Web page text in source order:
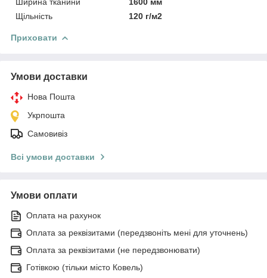
Щільність
120 г/м2
Приховати
Умови доставки
Нова Пошта
Укрпошта
Самовивіз
Всі умови доставки
Умови оплати
Оплата на рахунок
Оплата за реквізитами (передзвоніть мені для уточнень)
Оплата за реквізитами (не передзвонювати)
Готівкою (тільки місто Ковель)